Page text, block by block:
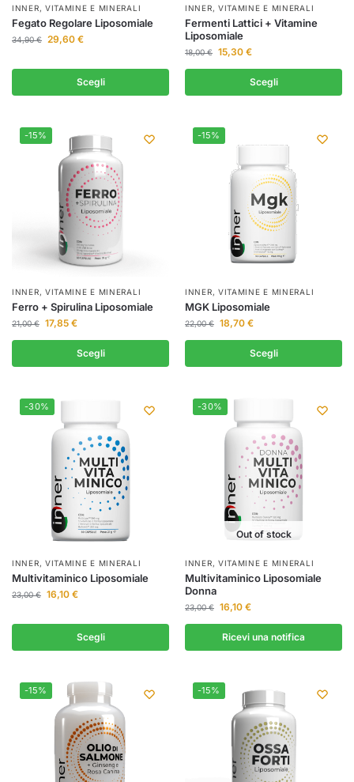
INNER, VITAMINE E MINERALI
Fegato Regolare Liposomiale
34,90€ 29,60 €
Scegli
INNER, VITAMINE E MINERALI
Fermenti Lattici + Vitamine
Liposomiale
18,00€ 15,30 €
Scegli
-15%
INNER, VITAMINE E MINERALI
Ferro + Spirulina Liposomiale
21,00€ 17,85 €
Scegli
-15%
INNER, VITAMINE E MINERALI
MGK Liposomiale
22,00€ 18,70 €
Scegli
-30%
INNER, VITAMINE E MINERALI
Multivitaminico Liposomiale
23,00€ 16,10 €
Scegli
-30%
Out of stock
INNER, VITAMINE E MINERALI
Multivitaminico Liposomiale
Donna
23,00€ 16,10 €
Ricevi una notifica
-15% -15%